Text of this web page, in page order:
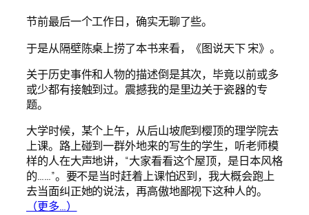
节前最后一个工作日，确实无聊了些。
于是从隔壁陈桌上捞了本书来看，《图说天下 宋》。
关于历史事件和人物的描述倒是其次，毕竟以前或多
或少都有接触到过。震撼我的是里边关于瓷器的专
题。
大学时候，某个上午，从后山坡爬到樱顶的理学院去
上课。路上碰到一群外地来的写生的学生，听老师模
样的人在大声地讲，“大家看看这个屋顶，是日本风格
的……”。要不是当时赶着上课怕迟到，我大概会跑上
去当面纠正她的说法，再高傲地鄙视下这种人的。
（更多…）